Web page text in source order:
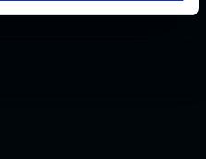
bandager!